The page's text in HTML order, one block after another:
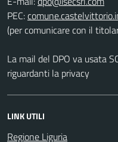
PEC:
(per comunicare con il
La mail del DPO va usata
riguardanti la privacy
LINK UTILI
Regione Liguria